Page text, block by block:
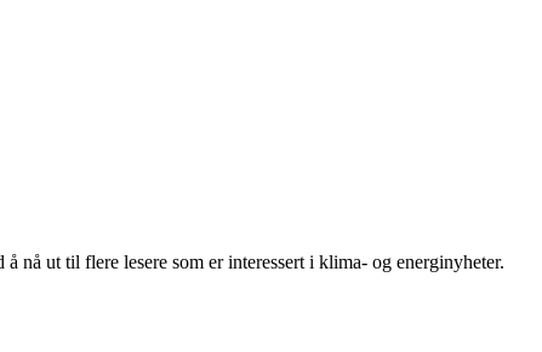
nå ut til flere lesere som er interessert i klima- og energinyheter.